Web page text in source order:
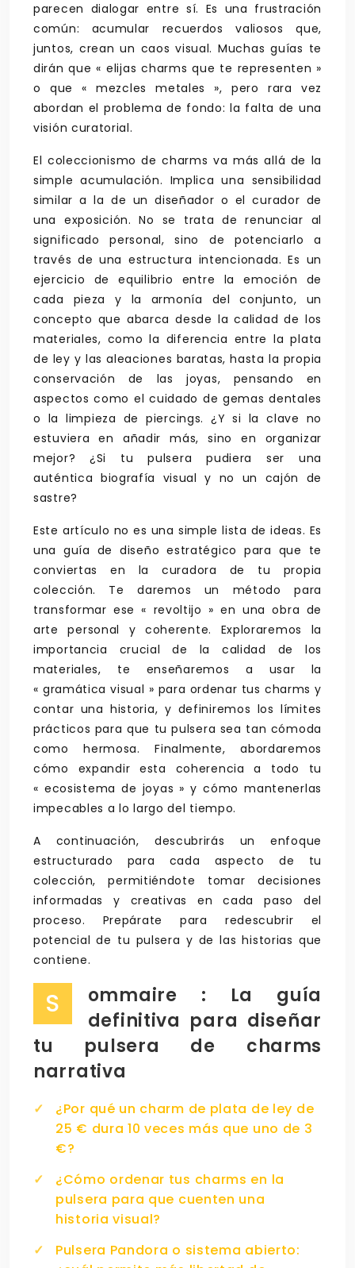
parecen dialogar entre sí. Es una frustración
común: acumular recuerdos valiosos que,
juntos, crean un caos visual. Muchas guías te
dirán que « elijas charms que te representen »
o que « mezcles metales », pero rara vez
abordan el problema de fondo: la falta de una
visión curatorial.
El coleccionismo de charms va más allá de la
simple acumulación. Implica una sensibilidad
similar a la de un diseñador o el curador de
una exposición. No se trata de renunciar al
significado personal, sino de potenciarlo a
través de una estructura intencionada. Es un
ejercicio de equilibrio entre la emoción de
cada pieza y la armonía del conjunto, un
concepto que abarca desde la calidad de los
materiales, como la diferencia entre la plata
de ley y las aleaciones baratas, hasta la propia
conservación de las joyas, pensando en
aspectos como el cuidado de gemas dentales
o la limpieza de piercings. ¿Y si la clave no
estuviera en añadir más, sino en organizar
mejor? ¿Si tu pulsera pudiera ser una
auténtica biografía visual y no un cajón de
sastre?
Este artículo no es una simple lista de ideas. Es
una guía de diseño estratégico para que te
conviertas en la curadora de tu propia
colección. Te daremos un método para
transformar ese « revoltijo » en una obra de
arte personal y coherente. Exploraremos la
importancia crucial de la calidad de los
materiales, te enseñaremos a usar la
« gramática visual » para ordenar tus charms y
contar una historia, y definiremos los límites
prácticos para que tu pulsera sea tan cómoda
como hermosa. Finalmente, abordaremos
cómo expandir esta coherencia a todo tu
« ecosistema de joyas » y cómo mantenerlas
impecables a lo largo del tiempo.
A continuación, descubrirás un enfoque
estructurado para cada aspecto de tu
colección, permitiéndote tomar decisiones
informadas y creativas en cada paso del
proceso. Prepárate para redescubrir el
potencial de tu pulsera y de las historias que
contiene.
S
ommaire : La guía
definitiva para diseñar
tu pulsera de charms
narrativa
¿Por qué un charm de plata de ley de
25 € dura 10 veces más que uno de 3
€?
¿Cómo ordenar tus charms en la
pulsera para que cuenten una
historia visual?
Pulsera Pandora o sistema abierto: